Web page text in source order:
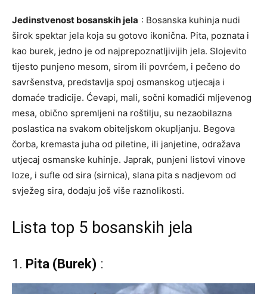
Jedinstvenost bosanskih jela : Bosanska kuhinja nudi
širok spektar jela koja su gotovo ikonična. Pita, poznata i
kao burek, jedno je od najprepoznatljivijih jela. Slojevito
tijesto punjeno mesom, sirom ili povrćem, i pečeno do
savršenstva, predstavlja spoj osmanskog utjecaja i
domaće tradicije. Ćevapi, mali, sočni komadići mljevenog
mesa, obično spremljeni na roštilju, su nezaobilazna
poslastica na svakom obiteljskom okupljanju. Begova
čorba, kremasta juha od piletine, ili janjetine, odražava
utjecaj osmanske kuhinje. Japrak, punjeni listovi vinove
loze, i sufle od sira (sirnica), slana pita s nadjevom od
svježeg sira, dodaju još više raznolikosti.
Lista top 5 bosanskih jela
1. Pita (Burek) :